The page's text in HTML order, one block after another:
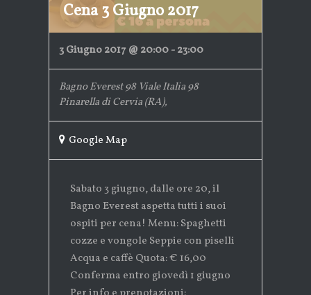
Cena 3 Giugno 2017
3 Giugno 2017 @ 20:00-23:00
Bagno Everest 98 Viale Italia 98
Pinarella di Cervia (RA),
Google Map
Sabato 3 giugno, dalle ore 20, il
Bagno Everest aspetta tutti i suoi
ospiti per cena! Menu: Spaghetti
cozze e vongole Seppie con piselli
Acqua e caffè Quota: € 16,00
Conferma entro giovedì 1 giugno